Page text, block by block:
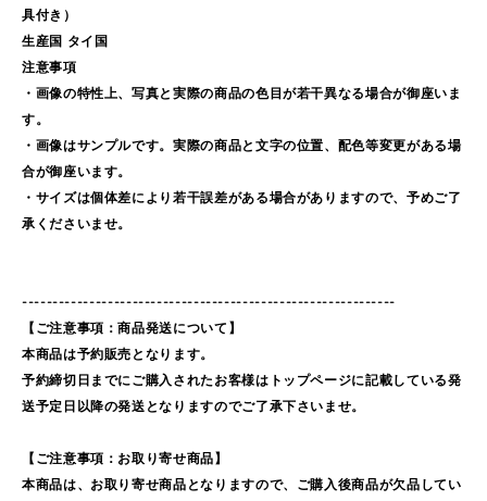
具付き）
生産国 タイ国
注意事項
・画像の特性上、写真と実際の商品の色目が若干異なる場合が御座いま
す。
・画像はサンプルです。実際の商品と文字の位置、配色等変更がある場
合が御座います。
・サイズは個体差により若干誤差がある場合がありますので、予めご了
承くださいませ。
-------------------------------------------------------------
【ご注意事項：商品発送について】
本商品は予約販売となります。
予約締切日までにご購入されたお客様はトップページに記載している発
送予定日以降の発送となりますのでご了承下さいませ。
【ご注意事項：お取り寄せ商品】
本商品は、お取り寄せ商品となりますので、ご購入後商品が欠品してい